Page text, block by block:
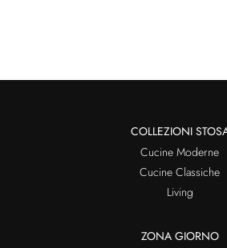
COLLEZIONI
Cucine Moderne
Cucine Classiche
Living
ZONA GIORNO